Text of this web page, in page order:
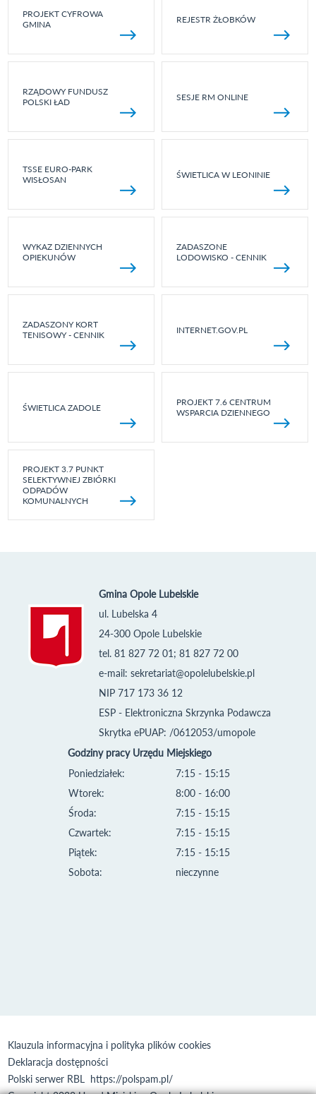
PROJEKT CYFROWA
GMINA
REJESTR ŻŁOBKÓW
RZĄDOWY FUNDUSZ
POLSKI ŁAD
SESJE RM ONLINE
TSSE EURO-PARK
WISŁOSAN
ŚWIETLICA W LEONINIE
WYKAZ DZIENNYCH
OPIEKUNÓW
ZADASZONE
LODOWISKO - CENNIK
ZADASZONY KORT
TENISOWY - CENNIK
INTERNET.GOV.PL
ŚWIETLICA ZADOLE
PROJEKT 7.6 CENTRUM
WSPARCIA DZIENNEGO
PROJEKT 3.7 PUNKT
SELEKTYWNEJ ZBIÓRKI
ODPADÓW
KOMUNALNYCH
Gmina Opole Lubelskie
ul. Lubelska 4
24-300 Opole Lubelskie
tel. 81 827 72 01; 81 827 72 00
e-mail: sekretariat@opolelubelskie.pl
NIP 717 173 36 12
ESP - Elektroniczna Skrzynka Podawcza
Skrytka ePUAP: /0612053/umopole
Godziny pracy Urzędu Miejskiego
Poniedziałek:
Wtorek:
Środa:
Czwartek:
Piątek:
Sobota:
7:15 - 15:15
8:00 - 16:00
7:15 - 15:15
7:15 - 15:15
7:15 - 15:15
nieczynne
Klauzula informacyjna i polityka plików cookies
Deklaracja dostępności
Polski serwer RBL https://polspam.pl/